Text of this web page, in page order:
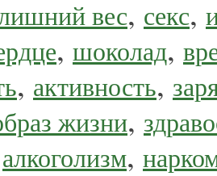
вес, секс,
, шоколад,
, активность,
жизни,
алкоголизм,